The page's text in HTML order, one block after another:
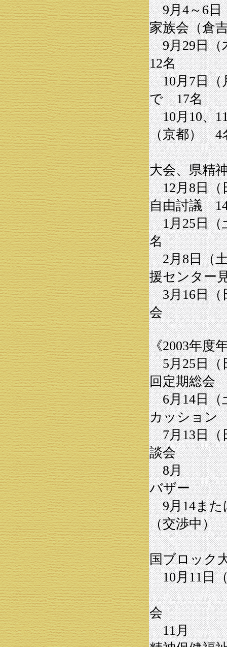
9月4～6
家族会（倉
9月29日
12名
10月7日（
で 17名
10月10、
（京都） 4
県
大会、県精
12月8日
自由討議
1月25日
名
2月8日（
援センター
3月16日（
会
《2003年度
5月25日（
回定期総会
6月14日（
カッション
7月13日（
談会
8月
バザー
9月14ま
（交渉中）
国ブロック
10月11日
全
会
11月